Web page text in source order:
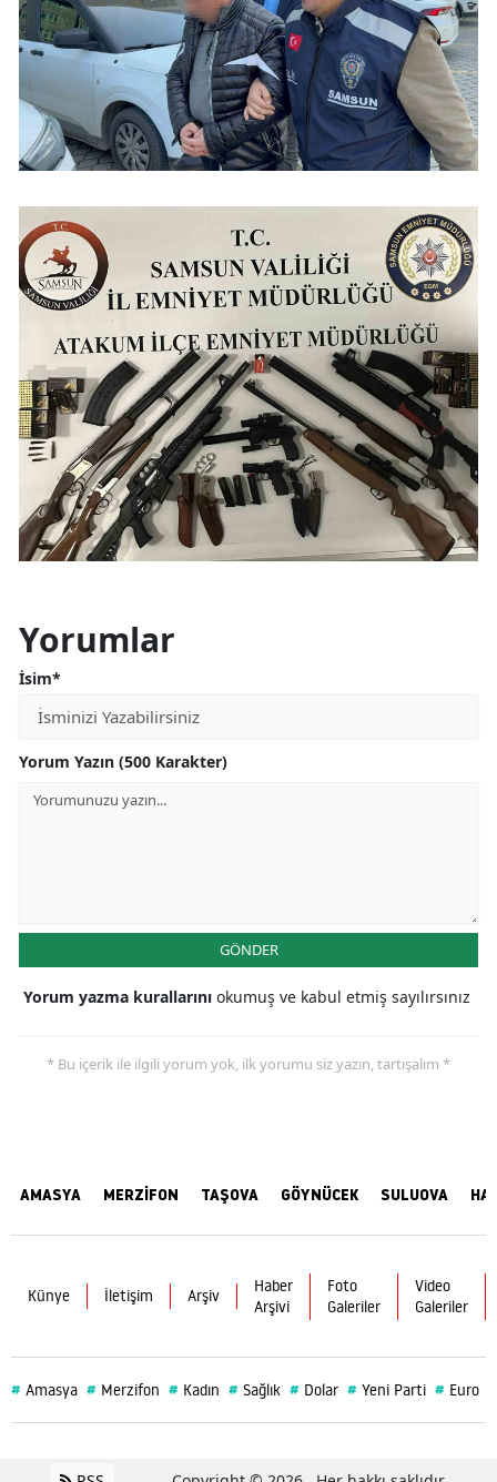
Yorumlar
İsim*
Yorum Yazın (500 Karakter)
GÖNDER
Yorum yazma kurallarını okumuş ve kabul etmiş sayılırsınız
* Bu içerik ile ilgili yorum yok, ilk yorumu siz yazın, tartışalım *
AMASYA MERZİFON TAŞOVA GÖYNÜCEK SULUOVA
Künye İletişim Arşiv
Haber
Arşivi
Foto
Galeriler
Video
Galeriler
# Amasya # Merzifon # Kadın # Sağlık # Dolar # Yeni Parti # Euro